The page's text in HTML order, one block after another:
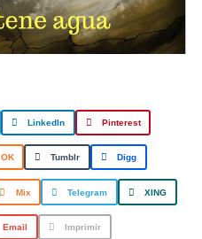
LinkedIn Pinterest
OK Tumblr Digg
Mix Telegram XING
Email Imprimir